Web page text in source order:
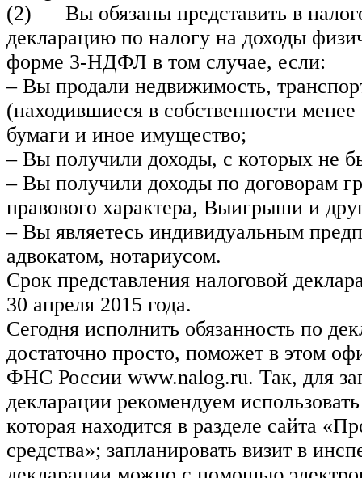
Вы обязаны представить в
декларацию по налогу на доходы
форме 3-НДФЛ в том случае, если:
– Вы продали недвижимость,
(находившиеся в собственности
бумаги и иное имущество;
– Вы получили доходы, с которых не
– Вы получили доходы по договорам
правового характера, Выигрыши и
– Вы являетесь индивидуальным
адвокатом, нотариусом.
Срок представления налоговой
30 апреля 2015 года.
Сегодня исполнить обязанность по
достаточно просто, поможет в этом
ФНС России www.nalog.ru. Так, для
декларации рекомендуем
которая находится в разделе сайта
средства»; запланировать визит в